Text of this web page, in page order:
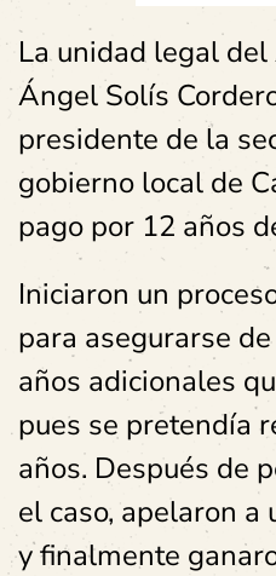
La unidad legal del
Ángel Solís
presidente de la
gobierno local de
pago por 12 años
Iniciaron un
para asegurarse
años adicionales
pues se pretendía
años. Después de
el caso, apelaron
y finalmente